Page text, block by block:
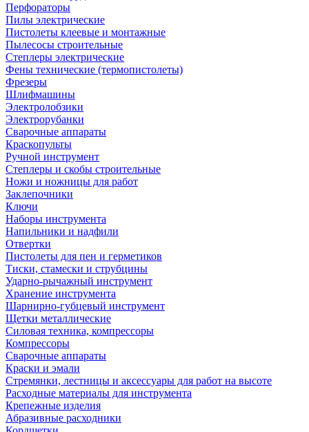
Перфораторы
Пилы электрические
Пистолеты клеевые и монтажные
Пылесосы строительные
Степлеры электрические
Фены технические (термопистолеты)
Фрезеры
Шлифмашины
Электролобзики
Электрорубанки
Сварочные аппараты
Краскопульты
Ручной инструмент
Степлеры и скобы строительные
Ножи и ножницы для работ
Заклепочники
Ключи
Наборы инструмента
Напильники и надфили
Отвертки
Пистолеты для пен и герметиков
Тиски, стамески и струбцины
Ударно-рычажный инструмент
Хранение инструмента
Шарнирно-губцевый инструмент
Щетки металлические
Силовая техника, компрессоры
Компрессоры
Сварочные аппараты
Краски и эмали
Стремянки, лестницы и аксессуары для работ на высоте
Расходные материалы для инструмента
Крепежные изделия
Абразивные расходники